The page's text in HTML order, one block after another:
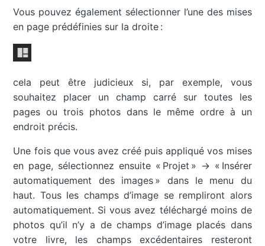
Vous pouvez également sélectionner l’une des mises
en page prédéfinies sur la droite :
cela peut être judicieux si, par exemple, vous
souhaitez placer un champ carré sur toutes les
pages ou trois photos dans le même ordre à un
endroit précis.
Une fois que vous avez créé puis appliqué vos mises
en page, sélectionnez ensuite « Projet » -> « Insérer
automatiquement des images » dans le menu du
haut. Tous les champs d’image se rempliront alors
automatiquement. Si vous avez téléchargé moins de
photos qu’il n’y a de champs d’image placés dans
votre livre, les champs excédentaires resteront